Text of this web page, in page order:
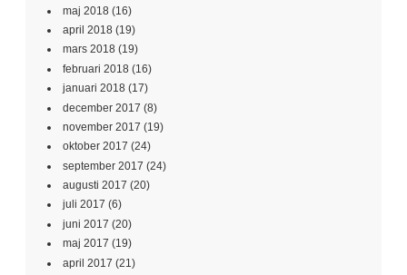
maj 2018 (16)
april 2018 (19)
mars 2018 (19)
februari 2018 (16)
januari 2018 (17)
december 2017 (8)
november 2017 (19)
oktober 2017 (24)
september 2017 (24)
augusti 2017 (20)
juli 2017 (6)
juni 2017 (20)
maj 2017 (19)
april 2017 (21)